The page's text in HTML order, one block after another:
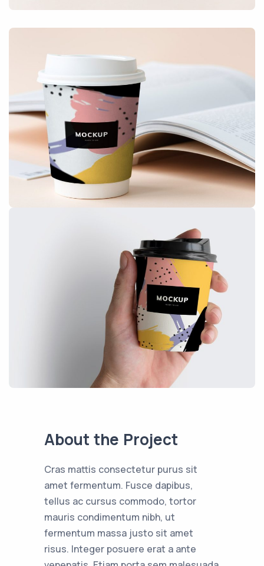
About the Project
Cras mattis consectetur purus sit
amet fermentum. Fusce dapibus,
tellus ac cursus commodo, tortor
mauris condimentum nibh, ut
fermentum massa justo sit amet
risus. Integer posuere erat a ante